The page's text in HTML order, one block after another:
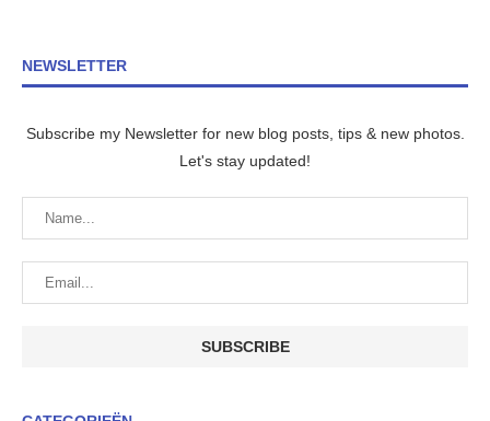
NEWSLETTER
Subscribe my Newsletter for new blog posts, tips & new photos.
Let's stay updated!